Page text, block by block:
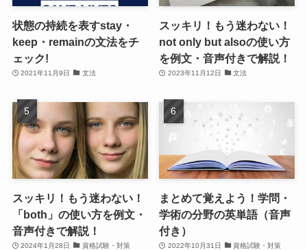
状態の持続を表すstay・
keep・remainの文法をチ
ェック!
2021年11月9日 文法
スッキリ！もう迷わない！
not only but alsoの使い方
を例文・音声付きで解説！
2023年11月12日 文法
スッキリ！もう迷わない！
「both」の使い方を例文・
音声付きで解説！
2024年1月28日 資格試験・対策
まとめて覚えよう！学問・
学術の分野の英単語（音声
付き）
2022年10月31日 資格試験・対策